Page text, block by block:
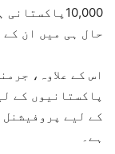
حال ہی میں ان
اس کے علاوہ،
پاکستانیوں کے
کے لیے
ہے۔